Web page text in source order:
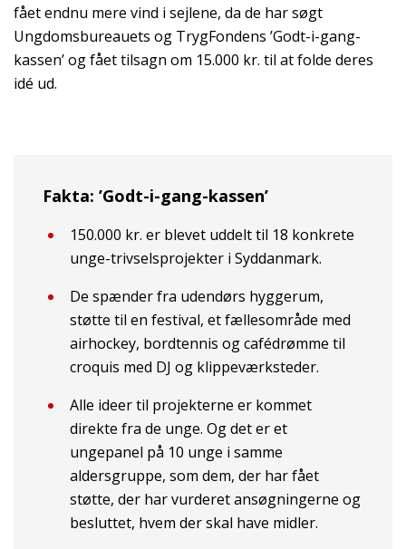
fået endnu mere vind i sejlene, da de har søgt
Ungdomsbureauets og TrygFondens ’Godt-i-gang-
kassen’ og fået tilsagn om 15.000 kr. til at folde deres
idé ud.
Fakta: ’Godt-i-gang-kassen’
150.000 kr. er blevet uddelt til 18 konkrete
unge-trivselsprojekter i Syddanmark.
De spænder fra udendørs hyggerum,
støtte til en festival, et fællesområde med
airhockey, bordtennis og cafédrømme til
croquis med DJ og klippeværksteder.
Alle ideer til projekterne er kommet
direkte fra de unge. Og det er et
ungepanel på 10 unge i samme
aldersgruppe, som dem, der har fået
støtte, der har vurderet ansøgningerne og
besluttet, hvem der skal have midler.